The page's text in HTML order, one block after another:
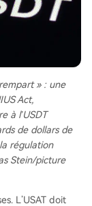
mais
» : une
Act,
à l’USDT
de dollars de
régulation
Stein/picture
L’USAT doit